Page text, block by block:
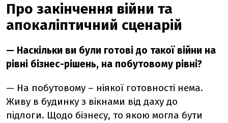
Про закінчення війни та
апокаліптичний сценарій
— Наскільки ви були готові до такої війни на
рівні бізнес-рішень, на побутовому рівні?
— На побутовому – ніякої готовності нема.
Живу в будинку з вікнами від даху до
підлоги. Щодо бізнесу, то якою могла бути